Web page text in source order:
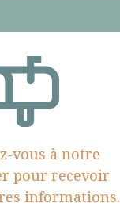
vous à notre
pour recevoir
informations.